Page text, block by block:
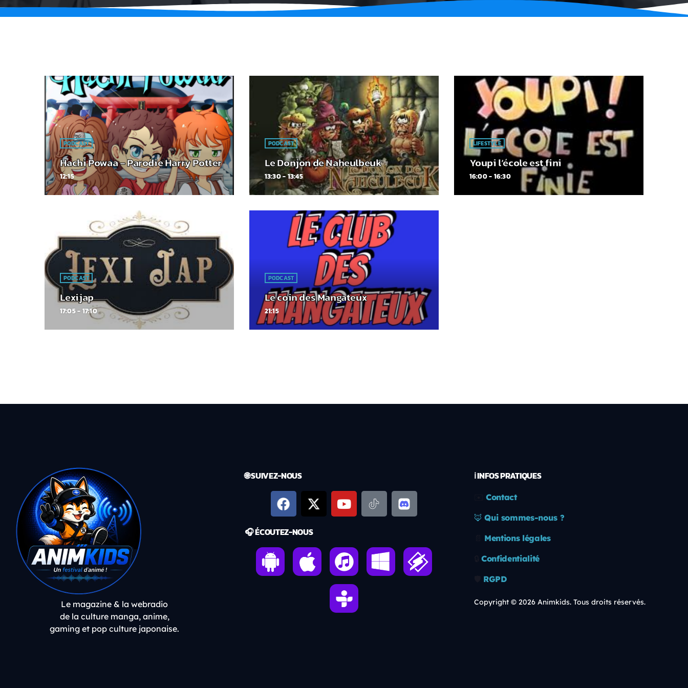
PODCAST
Hachi Powaa – Parodie Harry Potter
12:15
PODCAST
Le Donjon de Naheulbeuk
13:30 - 13:45
LIFESTYLE
Youpi l’école est fini
16:00 - 16:30
PODCAST
Lexijap
17:05 - 17:10
PODCAST
Le coin des Mangateux
21:15
Le magazine & la webradio
de la culture manga, anime,
gaming et pop culture japonaise.
🌐 SUIVEZ-NOUS
🎧 ÉCOUTEZ-NOUS
ℹ️ INFOS PRATIQUES
Contact
🦊 Qui sommes-nous ?
Mentions légales
Confidentialité
RGPD
Copyright © 2026 Animkids. Tous droits réservés.